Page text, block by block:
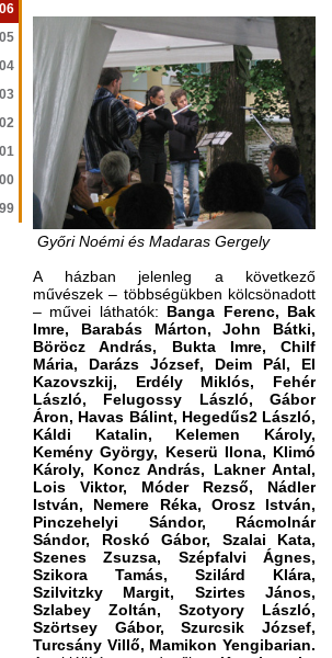
Győri Noémi és Madaras Gergely
A házban jelenleg a következő
művészek – többségükben kölcsönadott
– művei láthatók: Banga Ferenc, Bak
Imre, Barabás Márton, John Bátki,
Böröcz András, Bukta Imre, Chilf
Mária, Darázs József, Deim Pál, El
Kazovszkij, Erdély Miklós, Fehér
László, Felugossy László, Gábor
Áron, Havas Bálint, Hegedűs2 László,
Káldi Katalin, Kelemen Károly,
Kemény György, Keserü Ilona, Klimó
Károly, Koncz András, Lakner Antal,
Lois Viktor, Móder Rezső, Nádler
István, Nemere Réka, Orosz István,
Pinczehelyi Sándor, Rácmolnár
Sándor, Roskó Gábor, Szalai Kata,
Szenes Zsuzsa, Szépfalvi Ágnes,
Szikora Tamás, Szilárd Klára,
Szilvitzky Margit, Szirtes János,
Szlabey Zoltán, Szotyory László,
Szörtsey Gábor, Szurcsik József,
Turcsány Villő, Mamikon Yengibarian.